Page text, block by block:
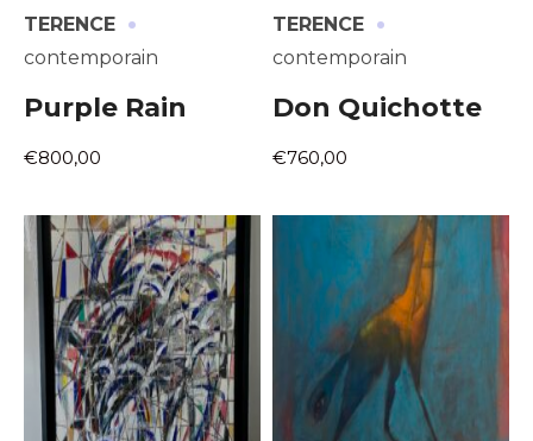
TERENCE ·
contemporain
Purple Rain
€800,00
TERENCE ·
contemporain
Don Quichotte
€760,00